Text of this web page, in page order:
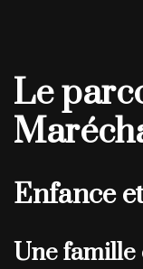
Le
Enfance
Une famille